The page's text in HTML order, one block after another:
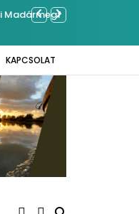
Ferenc József
KAPCSOLAT